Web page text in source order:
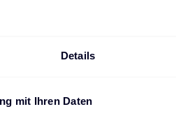
Details
mit Ihren Daten